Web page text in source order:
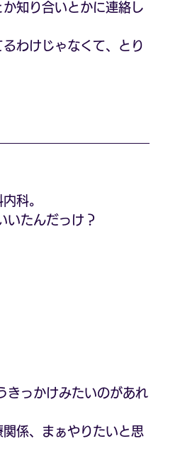
知り合いとかに連絡し
わけじゃなくて、とり
科。
いたんだっけ？
きっかけみたいのがあれ
係、まぁやりたいと思